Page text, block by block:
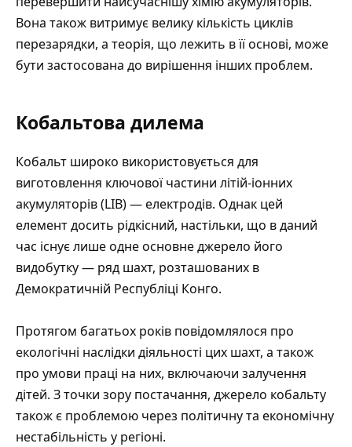
Вона також витримує велику кількість циклів
перезарядки, а теорія, що лежить в її основі, може
бути застосована до вирішення інших проблем.
Кобальтова дилема
Кобальт широко використовується для
виготовлення ключової частини літій-іонних
акумуляторів (LIB) — електродів. Однак цей
елемент досить рідкісний, настільки, що в даний
час існує лише одне основне джерело його
видобутку — ряд шахт, розташованих в
Демократичній Республіці Конго.
Протягом багатьох років повідомлялося про
екологічні наслідки діяльності цих шахт, а також
про умови праці на них, включаючи залучення
дітей. З точки зору постачання, джерело кобальту
також є проблемою через політичну та економічну
нестабільність у регіоні.